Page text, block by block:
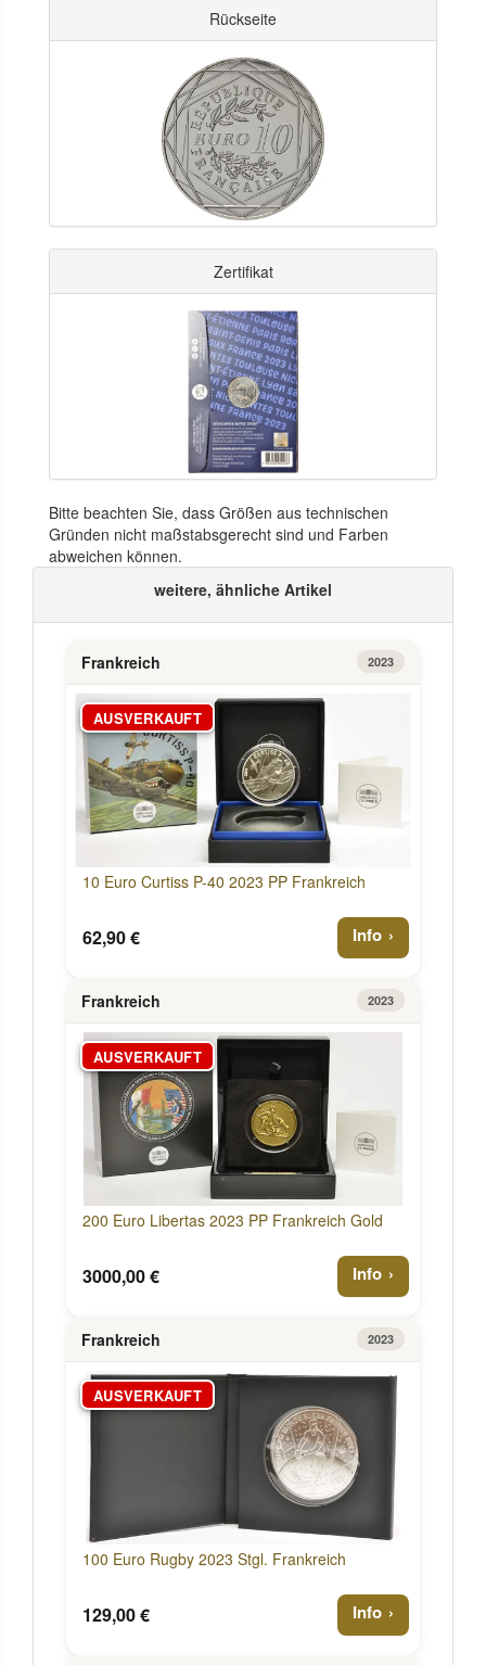
Rückseite
Zertifikat
Bitte beachten Sie, dass Größen aus technischen
Gründen nicht maßstabsgerecht sind und Farben
abweichen können.
weitere, ähnliche Artikel
Frankreich 2023
AUSVERKAUFT
10 Euro Curtiss P-40 2023 PP Frankreich
62,90 € Info
Frankreich 2023
AUSVERKAUFT
200 Euro Libertas 2023 PP Frankreich Gold
3000,00 € Info
Frankreich 2023
AUSVERKAUFT
100 Euro Rugby 2023 Stgl. Frankreich
129,00 € Info